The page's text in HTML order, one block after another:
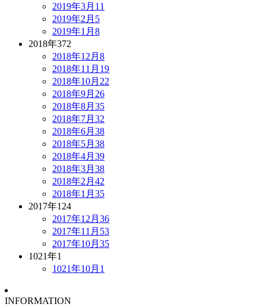
2019年3月 11
2019年2月 5
2019年1月 8
2018年372
2018年12月 8
2018年11月 19
2018年10月 22
2018年9月 26
2018年8月 35
2018年7月 32
2018年6月 38
2018年5月 38
2018年4月 39
2018年3月 38
2018年2月 42
2018年1月 35
2017年124
2017年12月 36
2017年11月 53
2017年10月 35
1021年1
1021年10月 1
INFORMATION